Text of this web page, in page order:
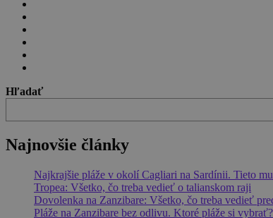
Hľadať
Najnovšie články
Najkrajšie pláže v okolí Cagliari na Sardínii. Tieto
Tropea: Všetko, čo treba vedieť o talianskom raji
Dovolenka na Zanzibare: Všetko, čo treba vedieť
Pláže na Zanzibare bez odlivu. Ktoré pláže si